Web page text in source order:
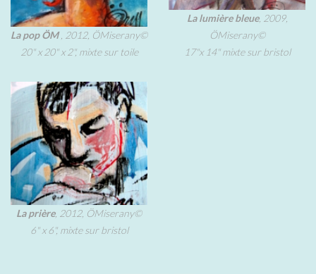
La lumière bleue, 2009,
ÖMiserany©
17"x 14" mixte sur bristol
La pop ÖM , 2012, ÖMiserany©
20" x 20" x 2", mixte sur toile
La prière, 2012, ÖMiserany©
6" x 6", mixte sur bristol